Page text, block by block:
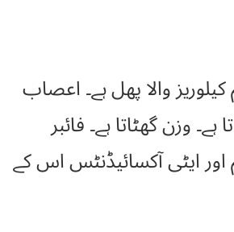
والا پھل ہے۔ اعصاب
وزن گھٹاتا ہے۔ فائبر
اور ایٹی آکسائیڈنٹس اس کے